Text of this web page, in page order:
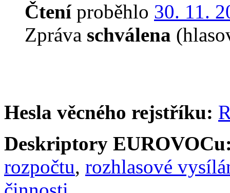
Čteníproběhlo 30. 11.
Zpráva schválena
Hesla věcného rejstříku:
Deskriptory
rozpočtu, rozhlasové